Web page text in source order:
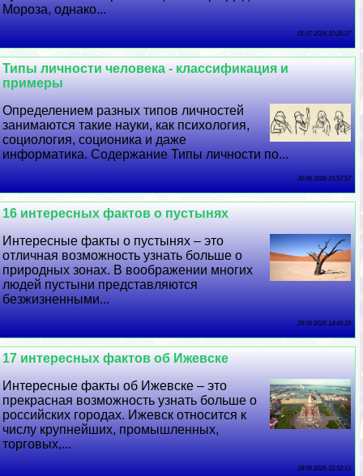
Мороза, однако...
01 07 2026 10:26:27
Типы личности человека - классификация и
примеры
Определением разных типов личностей
занимаются такие науки, как психология,
социология, соционика и даже
информатика. Содержание Типы личности по...
30 06 2026 15:57:57
16 интересных фактов о пустынях
Интересные факты о пустынях – это
отличная возможность узнать больше о
природных зонах. В воображении многих
людей пустыни представляются
безжизненными...
29 06 2026 14:46:19
17 интересных фактов об Ижевске
Интересные факты об Ижевске – это
прекрасная возможность узнать больше о
российских городах. Ижевск относится к
числу крупнейших, промышленных,
торговых,...
28 06 2026 12:52:13